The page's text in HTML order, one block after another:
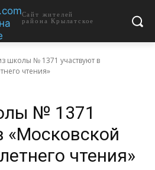
Сайт жителей
района Крылатское
школы № 1371 участвуют в
чтения»
№ 1371
«Московской
чтения»